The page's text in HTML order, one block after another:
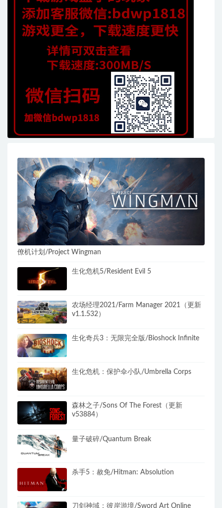
僚机计划/Project Wingman
生化危机5/Resident Evil 5
农场经理2021/Farm Manager 2021（更新
v1.1.532）
生化奇兵3：无限完全版/Bioshock Infinite
生化危机：保护伞小队/Umbrella Corps
森林之子/Sons Of The Forest（更新
v53884）
量子破碎/Quantum Break
杀手5：赦免/Hitman: Absolution
刀剑神域：彼岸游境/Sword Art Online